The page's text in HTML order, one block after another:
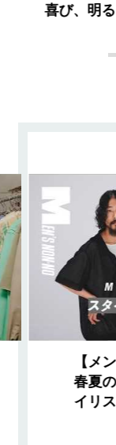
【メ
春夏
イリ